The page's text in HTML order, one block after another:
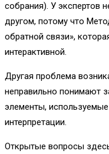
собрания). У экспертов
другом, потому что
обратной связи»,
интерактивной.
Другая проблема
неправильно понимают
элементы,
интерпретации.
Открытые вопросы